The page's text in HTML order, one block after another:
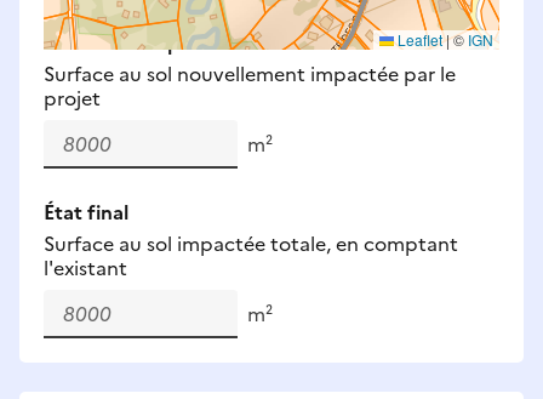
Leaflet|©IGN
Nouveaux impacts
Surface au sol nouvellement impactée par le
projet
m²
État final
Surface au sol impactée totale, en comptant
l'existant
m²